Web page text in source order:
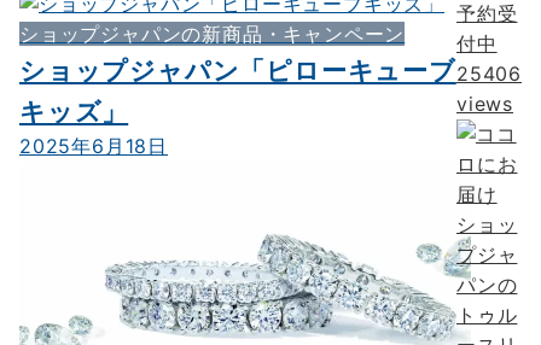
ショップジャパンの新商品・キャンペーン
ショップジャパン「ピローキューブ
キッズ」
2025年6月18日
予約受
付中
25406
views